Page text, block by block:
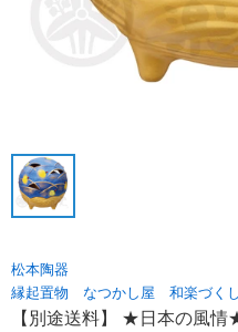
松本陶器
縁起置物 なつかし屋 和楽づくし
【別途送料】 ★日本の風